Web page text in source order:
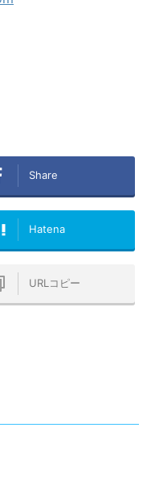
Share
Hatena
URLコピー